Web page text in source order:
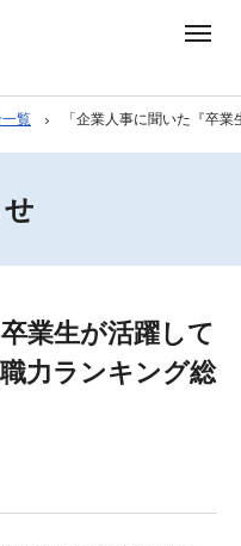
覧 「企業人事に聞いた『卒
業生が活躍して
力ランキング総